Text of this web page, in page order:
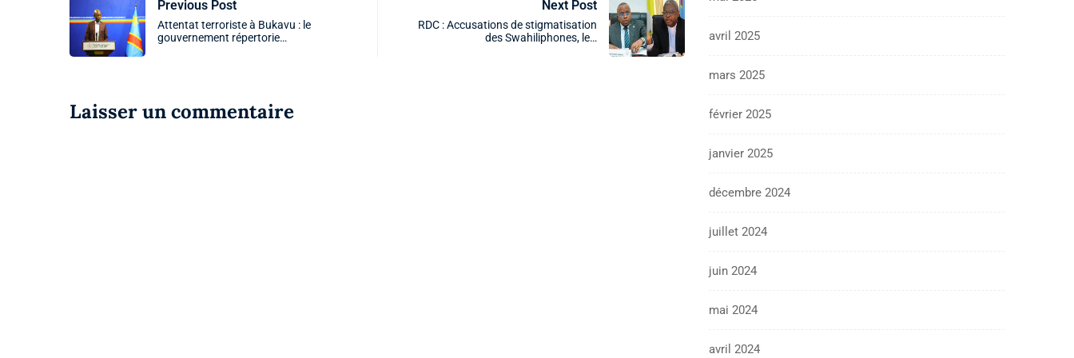
Previous Post
Attentat terroriste à Bukavu : le
gouvernement répertorie…
Next Post
RDC : Accusations de stigmatisation
des Swahiliphones, le…
Laisser un commentaire
avril 2025
mars 2025
février 2025
janvier 2025
décembre 2024
juillet 2024
juin 2024
mai 2024
avril 2024